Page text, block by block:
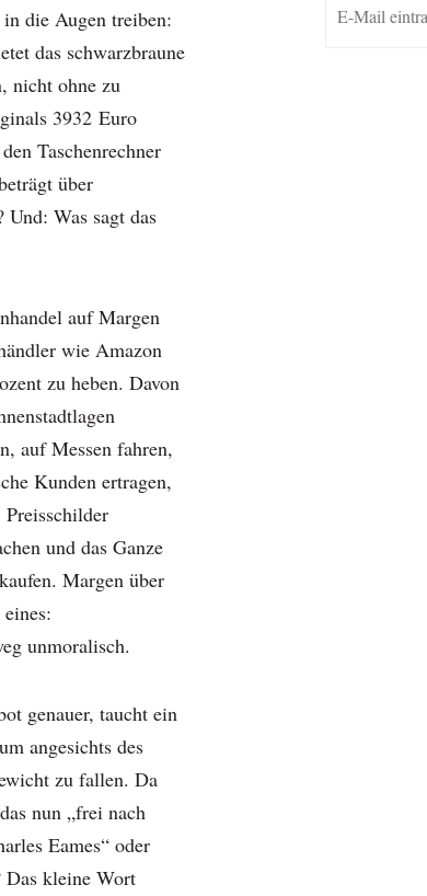
in die Augen treiben:
das schwarzbraune
nicht ohne zu
3932 Euro
Taschenrechner
über
Was sagt das
auf Margen
wie Amazon
zu heben. Davon
auf Messen fahren,
Kunden ertragen,
und das Ganze
Margen über
unmoralisch.
genauer, taucht ein
angesichts des
zu fallen. Da
nun „frei nach
Eames“ oder
Das kleine Wort